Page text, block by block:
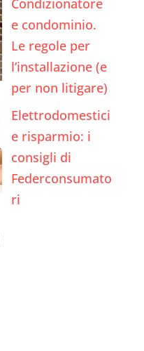
e condominio.
Le regole per
l’installazione (e
per non litigare)
Elettrodomestici
e risparmio: i
consigli di
Federconsumato
ri